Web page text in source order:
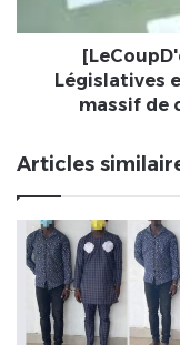
»
bloc
ADDI,
ANC,
FDR,
Halte
des
électeurs
!
Législatives
massif de
Articles